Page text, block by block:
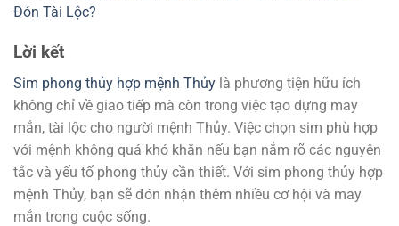
Đón Tài Lộc?
Lời kết
Sim phong thủy hợp mệnh Thủy là phương tiện hữu ích
không chỉ về giao tiếp mà còn trong việc tạo dựng may
mắn, tài lộc cho người mệnh Thủy. Việc chọn sim phù hợp
với mệnh không quá khó khăn nếu bạn nắm rõ các nguyên
tắc và yếu tố phong thủy cần thiết. Với sim phong thủy hợp
mệnh Thủy, bạn sẽ đón nhận thêm nhiều cơ hội và may
mắn trong cuộc sống.